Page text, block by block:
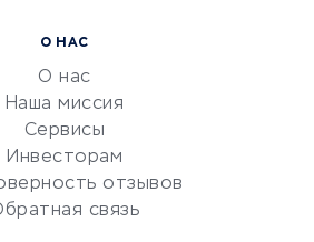
О НАС
О нас
Наша миссия
Сервисы
Инвесторам
отзывов
связь